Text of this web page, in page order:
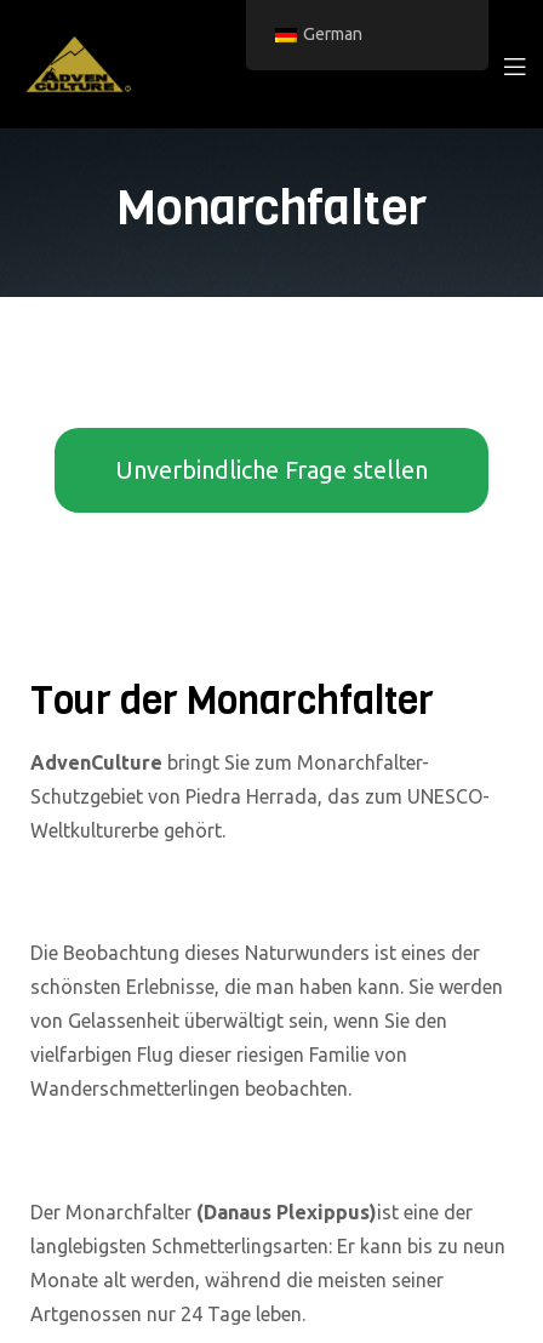
Monarchfalter
Unverbindliche Frage stellen
Tour der Monarchfalter
AdvenCulture bringt Sie zum Monarchfalter-
Schutzgebiet von Piedra Herrada, das zum UNESCO-
Weltkulturerbe gehört.
Die Beobachtung dieses Naturwunders ist eines der
schönsten Erlebnisse, die man haben kann. Sie werden
von Gelassenheit überwältigt sein, wenn Sie den
vielfarbigen Flug dieser riesigen Familie von
Wanderschmetterlingen beobachten.
Der Monarchfalter (Danaus Plexippus)ist eine der
langlebigsten Schmetterlingsarten: Er kann bis zu neun
Monate alt werden, während die meisten seiner
Artgenossen nur 24 Tage leben.
German